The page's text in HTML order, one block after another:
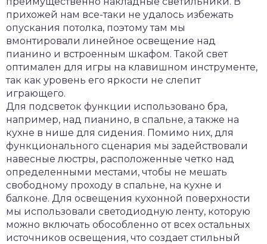
прихожей нам все-таки не удалось избежать
опускания потолка, поэтому там мы
вмонтировали линейное освещение над
пианино и встроенным шкафом. Такой свет
оптимален для игры на клавишном инструменте,
так как уровень его яркости не слепит
играющего.
Для подсветок функции использовано бра,
например, над пианино, в спальне, а также на
кухне в нише для сидения. Помимо них, для
функционального сценария мы задействовали
навесные люстры, расположенные четко над
определенными местами, чтобы не мешать
свободному проходу в спальне, на кухне и
балконе. Для освещения кухонной поверхности
мы использовали светодиодную ленту, которую
можно включать обособленно от всех остальных
источников освещения, что создает стильный